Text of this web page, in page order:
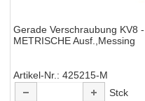
Gerade Verschraubung KV8
METRISCHE Ausf.,Messing
Artikel-Nr.
425215-M
Stck